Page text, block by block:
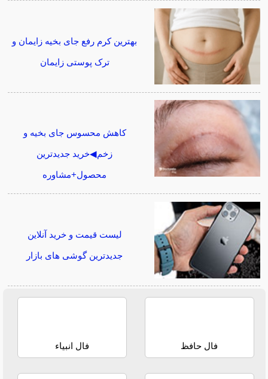
بهترین کرم رفع جای بخیه زایمان و
ترک پوستی زایمان
کاهش محسوس جای بخیه و
زخم◀خرید جدیدترین
محصول+مشاوره
لیست قیمت و خرید آنلاین
جدیدترین گوشی های بازار
فال حافظ فال انبیاء